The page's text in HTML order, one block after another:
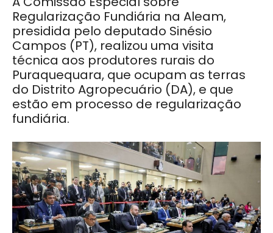
Regularização Fundiária na Aleam,
presidida pelo deputado Sinésio
Campos (PT), realizou uma visita
técnica aos produtores rurais do
Puraquequara, que ocupam as terras
do Distrito Agropecuário (DA), e que
estão em processo de regularização
fundiária.